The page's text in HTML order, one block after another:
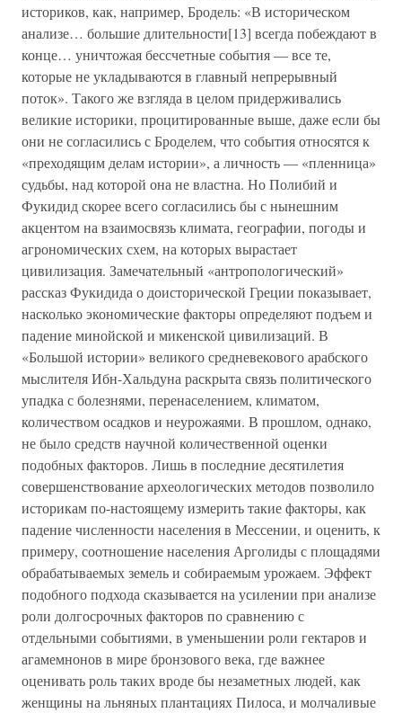
историков, как, например, Бродель: «В историческом
анализе… большие длительности[13] всегда побеждают в
конце… уничтожая бессчетные события — все те,
которые не укладываются в главный непрерывный
поток». Такого же взгляда в целом придерживались
великие историки, процитированные выше, даже если бы
они не согласились с Броделем, что события относятся к
«преходящим делам истории», а личность — «пленница»
судьбы, над которой она не властна. Но Полибий и
Фукидид скорее всего согласились бы с нынешним
акцентом на взаимосвязь климата, географии, погоды и
агрономических схем, на которых вырастает
цивилизация. Замечательный «антропологический»
рассказ Фукидида о доисторической Греции показывает,
насколько экономические факторы определяют подъем и
падение минойской и микенской цивилизаций. В
«Большой истории» великого средневекового арабского
мыслителя Ибн-Хальдуна раскрыта связь политического
упадка с болезнями, перенаселением, климатом,
количеством осадков и неурожаями. В прошлом, однако,
не было средств научной количественной оценки
подобных факторов. Лишь в последние десятилетия
совершенствование археологических методов позволило
историкам по-настоящему измерить такие факторы, как
падение численности населения в Мессении, и оценить, к
примеру, соотношение населения Арголиды с площадями
обрабатываемых земель и собираемым урожаем. Эффект
подобного подхода сказывается на усилении при анализе
роли долгосрочных факторов по сравнению с
отдельными событиями, в уменьшении роли гектаров и
агамемнонов в мире бронзового века, где важнее
оценивать роль таких вроде бы незаметных людей, как
женщины на льняных плантациях Пилоса, и молчаливые